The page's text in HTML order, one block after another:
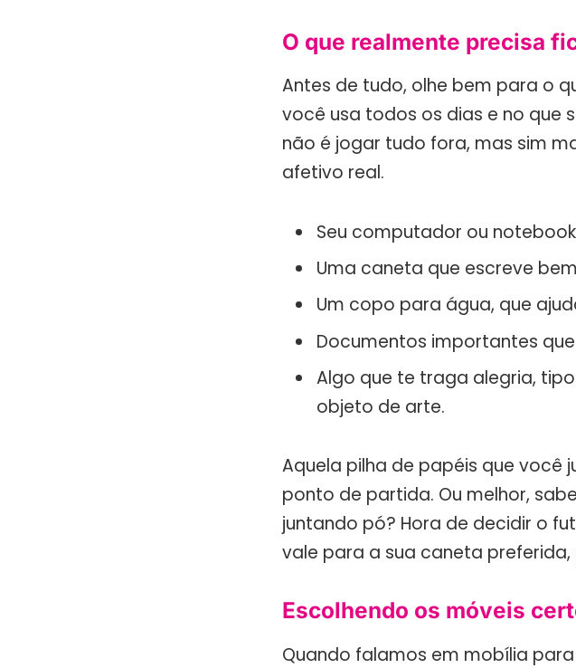
O que realmente precisa
Antes de tudo, olhe bem para o
você usa todos os dias e no que
não é jogar tudo fora, mas sim
afetivo real.
Seu computador ou
Uma caneta que escreve
Um copo para água, que
Documentos importantes
Algo que te traga alegria,
objeto de arte.
Aquela pilha de papéis que você
ponto de partida. Ou melhor,
juntando pó? Hora de decidir o
vale para a sua caneta preferida,
Escolhendo os móveis
Quando falamos em mobília